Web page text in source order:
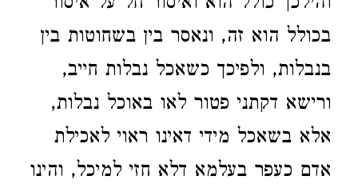
בכולל הוא זה, ונאסר בין בשחוטות בין
בנבלות, ולפיכך כשאכל נבלות חייב,
ורישא דקתני פטור לאו באוכל נבלות,
אלא בשאכל מידי דאינו ראוי לאכילת
אדם כעפר בעלמא דלא חזי למיכל, והינו